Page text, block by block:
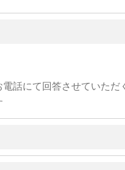
話にて回答させていただ